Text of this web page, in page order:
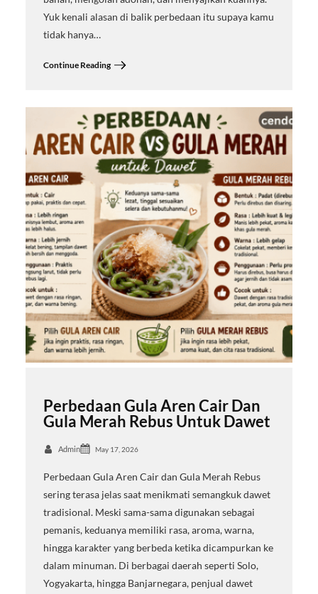
Yuk kenali alasan di balik perbedaan itu supaya kamu
tidak hanya…
Continue Reading
Perbedaan Gula Aren Cair Dan
Gula Merah Rebus Untuk Dawet
Admin May 17, 2026
Perbedaan Gula Aren Cair dan Gula Merah Rebus
sering terasa jelas saat menikmati semangkuk dawet
tradisional. Meski sama-sama digunakan sebagai
pemanis, keduanya memiliki rasa, aroma, warna,
hingga karakter yang berbeda ketika dicampurkan ke
dalam minuman. Di berbagai daerah seperti Solo,
Yogyakarta, hingga Banjarnegara, penjual dawet